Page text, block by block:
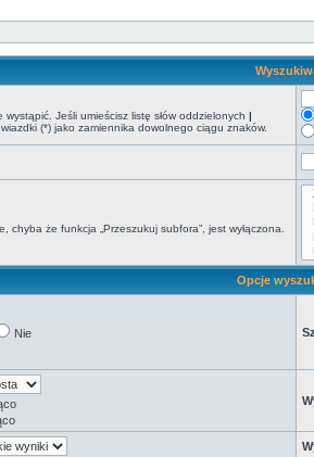
wystąpić. Jeśli umieścisz listę słów oddzielonych |
(*) jako zamiennika dowolnego ciągu znaków.
że funkcja „Przeszukuj subfora”, jest wyłączona.
Opcje
Nie